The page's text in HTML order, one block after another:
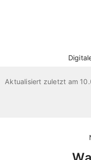
Aktualisiert zuletzt am